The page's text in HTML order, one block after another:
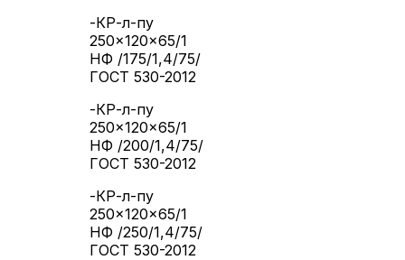
-КР-л-пу
250×120×65/1
НФ /175/1,4/75/
ГОСТ 530-2012
-КР-л-пу
250×120×65/1
НФ /200/1,4/75/
ГОСТ 530-2012
-КР-л-пу
250×120×65/1
НФ /250/1,4/75/
ГОСТ 530-2012